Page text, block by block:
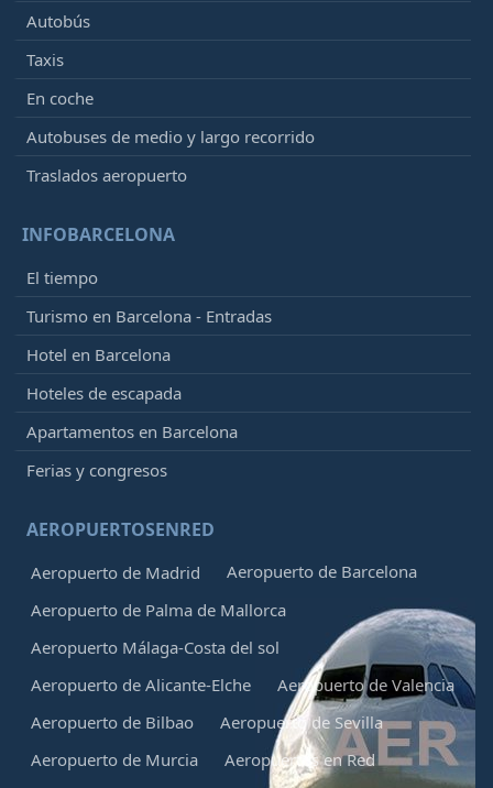
Autobús
Taxis
En coche
Autobuses de medio y largo recorrido
Traslados aeropuerto
INFOBARCELONA
El tiempo
Turismo en Barcelona - Entradas
Hotel en Barcelona
Hoteles de escapada
Apartamentos en Barcelona
Ferias y congresos
AEROPUERTOSENRED
Aeropuerto de Madrid
Aeropuerto de Barcelona
Aeropuerto de Palma de Mallorca
Aeropuerto Málaga-Costa del sol
Aeropuerto de Alicante-Elche
Aeropuerto de Valencia
Aeropuerto de Bilbao
Aeropuerto de Sevilla
Aeropuerto de Murcia
Aeropuertos en Red